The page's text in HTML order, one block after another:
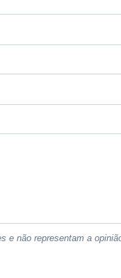
não representam a